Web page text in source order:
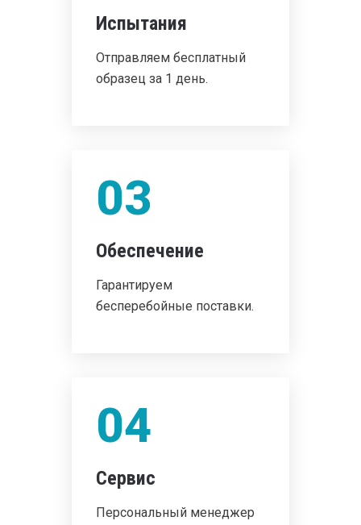
Испытания
Отправляем бесплатный
образец за 1 день.
03
Обеспечение
Гарантируем
бесперебойные поставки.
04
Сервис
Персональный менеджер